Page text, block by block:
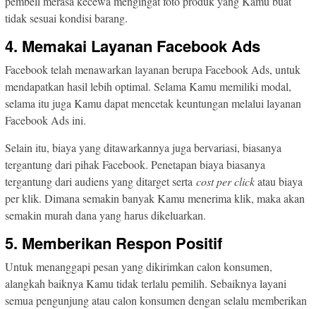
tidak sesuai kondisi barang.
4. Memakai Layanan Facebook Ads
Facebook telah menawarkan layanan berupa Facebook Ads, untuk
mendapatkan hasil lebih optimal. Selama Kamu memiliki modal,
selama itu juga Kamu dapat mencetak keuntungan melalui layanan
Facebook Ads ini.
Selain itu, biaya yang ditawarkannya juga bervariasi, biasanya
tergantung dari pihak Facebook. Penetapan biaya biasanya
tergantung dari audiens yang ditarget serta cost per clickatau biaya
per klik. Dimana semakin banyak Kamu menerima klik, maka akan
semakin murah dana yang harus dikeluarkan.
5. Memberikan Respon Positif
Untuk menanggapi pesan yang dikirimkan calon konsumen,
alangkah baiknya Kamu tidak terlalu pemilih. Sebaiknya layani
semua pengunjung atau calon konsumen dengan selalu memberikan